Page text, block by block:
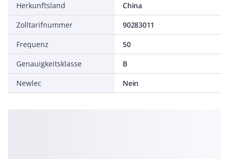
Herkunftsland
China
Zolltarifnummer
90283011
Frequenz
50
Genauigkeitsklasse
B
Newlec
Nein